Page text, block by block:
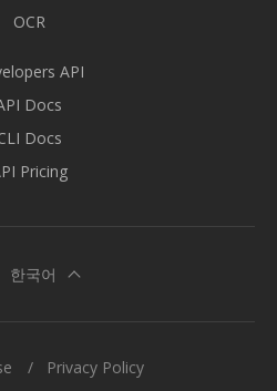
OCR
API
Docs
Docs
Pricing
한국어
Privacy Policy